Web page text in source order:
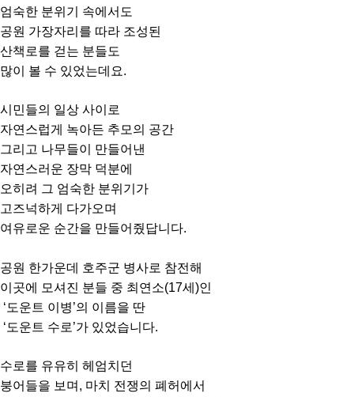
엄숙한 분위기 속에서도
공원 가장자리를 따라 조성된
산책로를 걷는 분들도
많이 볼 수 있었는데요.
시민들의 일상 사이로
자연스럽게 녹아든 추모의 공간
그리고 나무들이 만들어낸
자연스러운 장막 덕분에
오히려 그 엄숙한 분위기가
고즈넉하게 다가오며
여유로운 순간을 만들어줬답니다.
공원 한가운데 호주군 병사로 참전해
이곳에 모셔진 분들 중 최연소(17세)인
‘도운트 이병’의 이름을 딴
‘도운트 수로’가 있었습니다.
수로를 유유히 헤엄치던
붕어들을 보며, 마치 전쟁의 폐허에서